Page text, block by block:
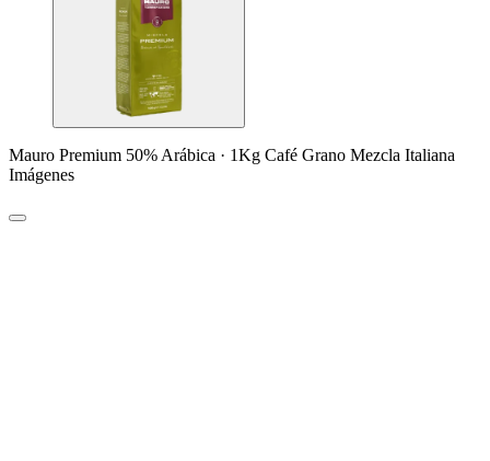
Mauro Premium 50% Arábica · 1Kg Café Grano Mezcla Italiana
Imágenes